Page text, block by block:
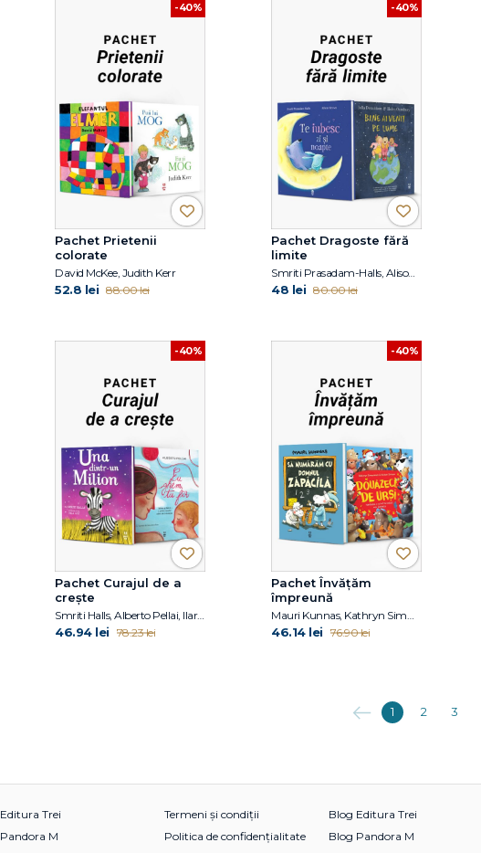
-40%
Pachet Prietenii
colorate
David McKee, Judith Kerr
52.8 lei 88.00 lei
-40%
Pachet Dragoste fără
limite
Smriti Prasadam-Halls, Alison Brown, Julia Donaldson
48 lei 80.00 lei
-40%
Pachet Curajul de a
crește
Smriti Halls, Alberto Pellai, Ilaria Zanellato
46.94 lei 78.23 lei
-40%
Pachet Învățăm
împreună
46.14 lei 76.90 lei
Anterioara
1 2 3
Editura Trei
Pandora M
Termeni și condiții
Politica de confidențialitate
Blog Editura Trei
Blog Pandora M